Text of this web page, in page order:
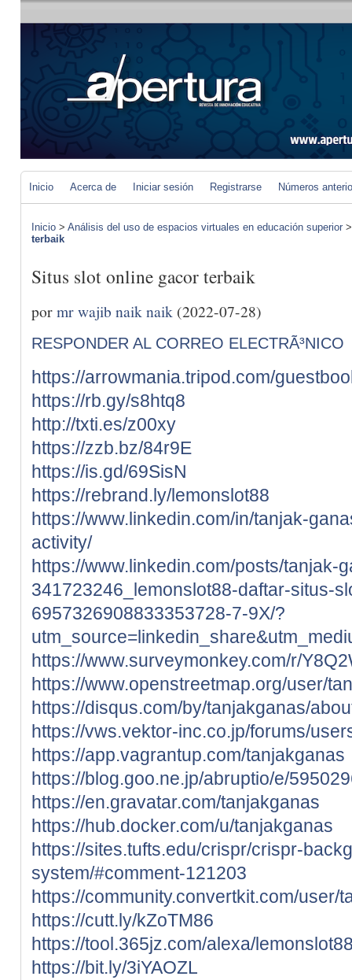
Inicio Acerca de Iniciar sesión Registrarse Números
Inicio > Análisis del uso de espacios virtuales en educación superior
terbaik
Situs slot online gacor terbaik
pormr wajib naik naik (2022-07-28)
RESPONDER AL CORREO ELECTRÃ³NICO
https://arrowmania.tripod.com/
https://rb.gy/s8htq8
http://txti.es/z00xy
https://zzb.bz/84r9E
https://is.gd/69SisN
https://rebrand.ly/lemonslot88
https://www.linkedin.com/in/tanjak-
activity/
https://www.linkedin.com/posts/tanjak-
341723246_lemonslot88-daftar-situs-
6957326908833353728-7-9X/?
https://www.surveymonkey.com/r/
https://www.openstreetmap.org/user/
https://disqus.com/by/tanjakganas/
https://vws.vektor-inc.co.jp/forums/
https://app.vagrantup.com/tanjakganas
https://blog.goo.ne.jp/abruptio/e/
https://en.gravatar.com/tanjakganas
https://hub.docker.com/u/tanjakganas
https://sites.tufts.edu/crispr/crispr-
system/#comment-121203
https://community.convertkit.com/user/
https://cutt.ly/kZoTM86
https://tool.365jz.com/alexa/
https://bit.ly/3iYAOZL